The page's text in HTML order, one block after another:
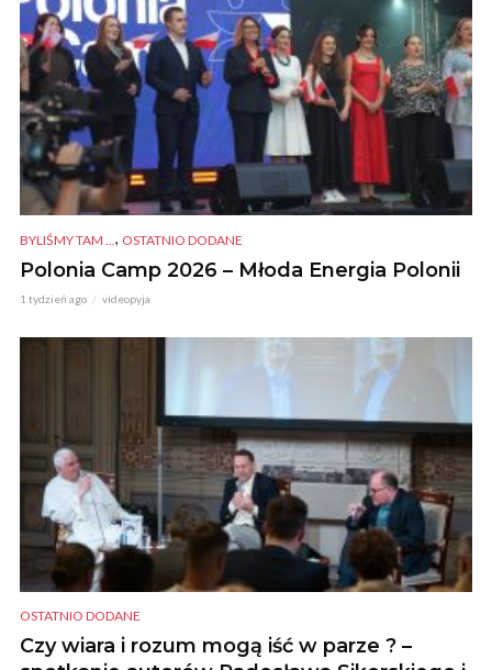
BYLIŚMY TAM ... , OSTATNIO DODANE
Polonia Camp 2026 – Młoda Energia Polonii
1 tydzień ago videopyja
OSTATNIO DODANE
Czy wiara i rozum mogą iść w parze ? –